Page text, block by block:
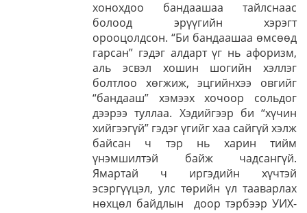
хонохдоо бандаашаа тайлснаас
болоод эрүүгийн хэрэгт
орооцолдсон. “Би бандаашаа өмсөөд
гарсан” гэдэг алдарт үг нь афоризм,
аль эсвэл хошин шогийн хэллэг
болтлоо хөгжиж, эцгийнхээ овгийг
“бандааш” хэмээх хочоор сольдог
дээрээ туллаа. Хэдийгээр би “хүчин
хийгээгүй” гэдэг үгийг хаа сайгүй хэлж
байсан ч тэр нь харин тийм
үнэмшилтэй байж чадсангүй.
Ямартай ч иргэдийн хүчтэй
эсэргүүцэл, улс төрийн үл тааварлах
нөхцөл байдлын доор тэрбээр УИХ-